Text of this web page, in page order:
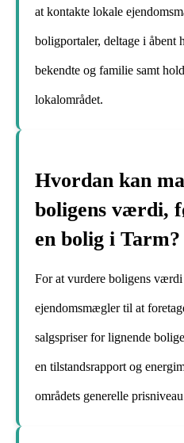
at kontakte lokale
boligportaler, deltage i åbent
bekendte og familie samt
lokalområdet.
Hvordan kan
boligens værdi,
en bolig i Tarm?
For at vurdere boligens
ejendomsmægler til at
salgspriser for lignende
en tilstandsrapport og
områdets generelle